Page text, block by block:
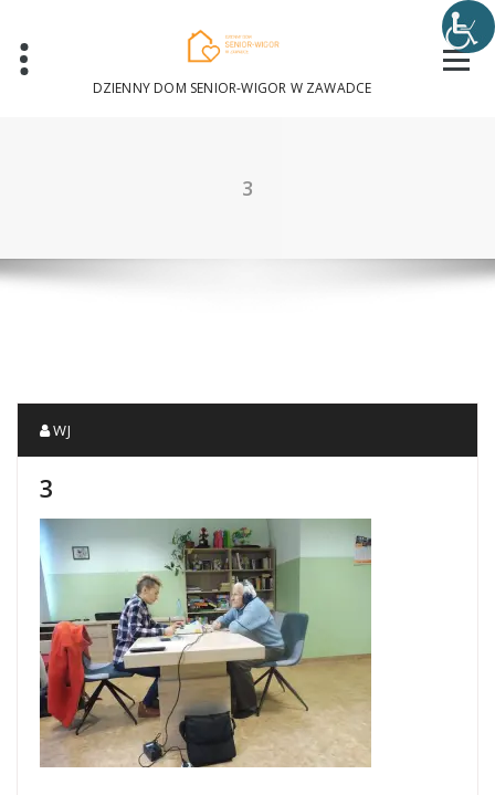
content
DZIENNY DOM SENIOR-WIGOR W ZAWADCE
3
WJ
3